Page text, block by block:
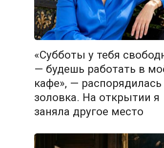
«Субботы у тебя
— будешь работать в
кафе», — распорядилась
золовка. На открытии я
заняла другое место